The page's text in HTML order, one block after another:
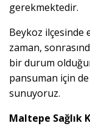
gerekmektedir.
Beykoz ilçesinde
zaman,
bir durum
pansuman için
sunuyoruz.
Maltepe Sağlık